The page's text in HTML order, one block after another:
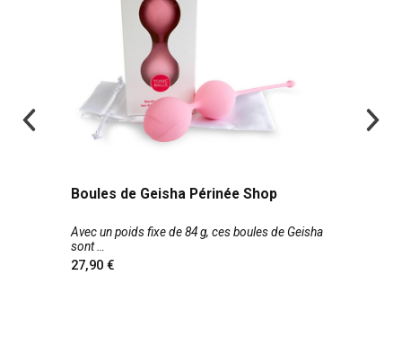
Boules de Geisha Périnée Shop
Avec un poids fixe de 84 g, ces boules de Geisha
sont
27,90